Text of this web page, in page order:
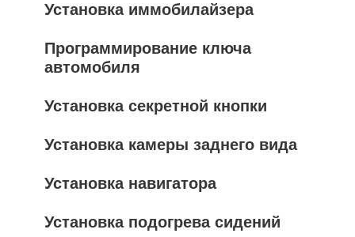
Установка иммобилайзера
Программирование ключа
автомобиля
Установка секретной кнопки
Установка камеры заднего вида
Установка навигатора
Установка подогрева сидений